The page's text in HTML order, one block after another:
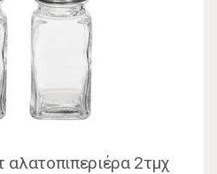
αλατοπιπεριέρα 2τμχ